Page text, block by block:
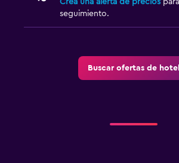
seguimiento.
Buscar ofertas de hotel